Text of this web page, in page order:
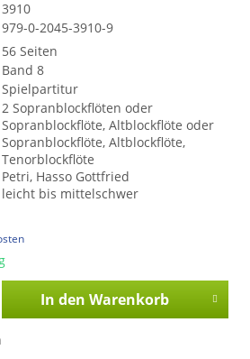
3910
979-0-2045-3910-9
56 Seiten
Band 8
Spielpartitur
2 Sopranblockflöten oder
Sopranblockflöte, Altblockflöte oder
Sopranblockflöte, Altblockflöte,
Tenorblockflöte
Petri, Hasso Gottfried
leicht bis mittelschwer
In den Warenkorb